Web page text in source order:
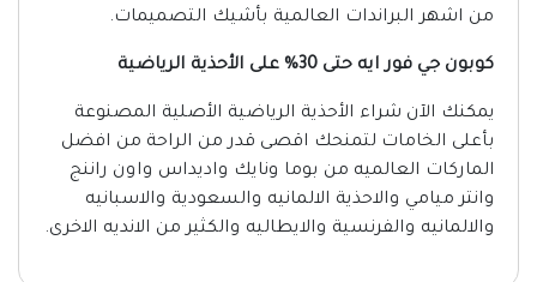
من اشهر البراندات العالمية بأشيك التصميمات.
كوبون جي فور ايه حتى 30% على الأحذية الرياضية
يمكنك الآن شراء الأحذية الرياضية الأصلية المصنوعة
بأعلى الخامات لتمنحك اقصى قدر من الراحة من افضل
الماركات العالميه من بوما ونايك واديداس واون راننج
وانتر ميامي والاحذية الالمانيه والسعودية والاسبانيه
والالمانيه والفرنسية والايطاليه والكثير من الانديه الاخرى.